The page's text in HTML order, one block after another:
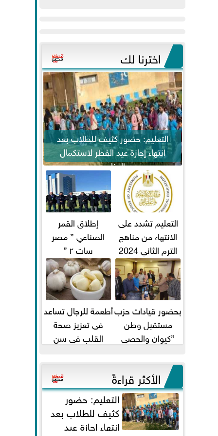
اخترنا لك
التعليم: حضور كثيف للطلاب بعد
انتهاء إجازة عيد الفطر لاستكمال
المناهج
التعليم تشدد على
الانتهاء من مناهج
الترم الثاني 2024
قبل الامتحانات
إطلاق القمر
الصناعي ” مصر
سات ٢ ”
بحضور قيادات حزب
مستقبل وطن
”كيوان والحصي
وعيسي” أمانه كفر...
أطعمة للرجال تساعد
فى تعزيز صحة
القلب فى سن
الأكثر قراءةً
التعليم: حضور
كثيف للطلاب بعد
انتهاء إجازة عيد